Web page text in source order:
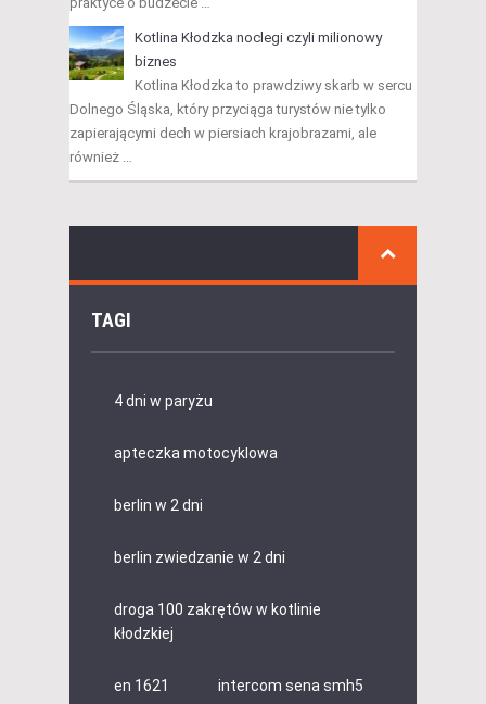
Kotlina Kłodzka noclegi czyli milionowy
biznes
Kotlina Kłodzka to prawdziwy skarb w sercu
Dolnego Śląska, który przyciąga turystów nie tylko
zapierającymi dech w piersiach krajobrazami, ale
również …
TAGI
4 dni w paryżu
apteczka motocyklowa
berlin w 2 dni
berlin zwiedzanie w 2 dni
droga 100 zakrętów w kotlinie
kłodzkiej
en 1621 intercom sena smh5